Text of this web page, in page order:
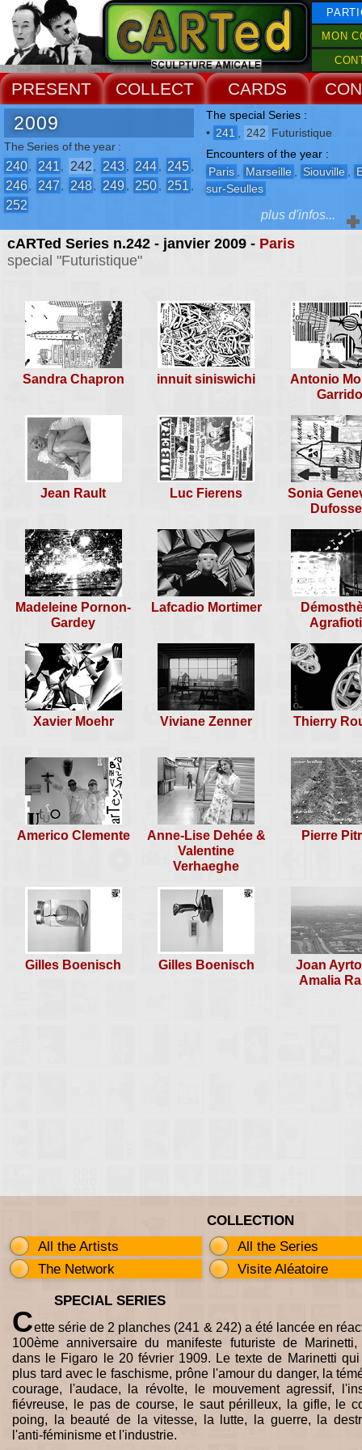
MON
PRESENT COLLECT CARDS
cARTed Series n.242 - janvier 2009 - Paris
special "Futuristique"
Sandra Chapron innuit siniswichi
Antonio
Garrido
Jean Rault Luc Fierens
Sonia
Madeleine Pornon-
Gardey
Lafcadio Mortimer
Xavier Moehr Viviane Zenner Thierry
Americo Clemente
Anne-Lise Dehée &
Valentine
Verhaeghe
Pierre
Gilles Boenisch Gilles Boenisch
Joan
Amalia
2009
The Series of the year :
240, 241 , 242, 243, 244, 245,
246, 247, 248, 249, 250, 251 ,
252
The special Series :
• 241 242 Futuristique
Encounters of the year :
Paris
Marseille Siouville
sur-Seulles
The Events :
-5° Biennale de Châteaux de
rencontre n°240
Paris, 24 janvier 2009
COLLECTION
All the Artists
All the Series
The Network
Visite Aléatoire
SPECIAL SERIES
Cette série de 2 planches (241 & 242) a été lancée en
100ème anniversaire du manifeste futuriste de
dans le Figaro le 20 février 1909. Le texte de Marinetti qui
plus tard avec le faschisme, prône l'amour du danger, la
courage, l'audace, la révolte, le mouvement agressif,
fiévreuse, le pas de course, le saut périlleux, la gifle, le
poing, la beauté de la vitesse, la lutte, la guerre, la
l'anti-féminisme et l'industrie.
plus d'infos...